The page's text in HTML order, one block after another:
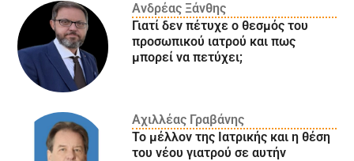
Ανδρέας Ξάνθης
Γιατί δεν πέτυχε ο θεσμός του
προσωπικού ιατρού και πως
μπορεί να πετύχει;
Αχιλλέας Γραβάνης
Το μέλλον της Ιατρικής και η θέση
του νέου γιατρού σε αυτήν